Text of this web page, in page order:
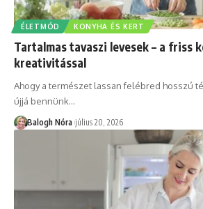
ÉLETMÓD KONYHA ÉS KERT
Tartalmas tavaszi levesek – a friss
kreativitással
Ahogy a természet lassan felébred hosszú
újjá bennünk…
Balogh Nóra július 20, 2026